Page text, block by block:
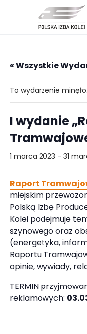
« Wszystkie
To wydarzenie minęło.
I wydanie
1 marca 2023 - 31
Raport
miejskim
Polską Izbę
Kolei podejmuje
szynowego oraz
(energetyka,
Raportu
opinie, wywiady,
TERMIN
reklamowych: